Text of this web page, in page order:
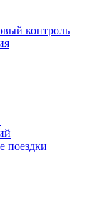
контроль
поездки